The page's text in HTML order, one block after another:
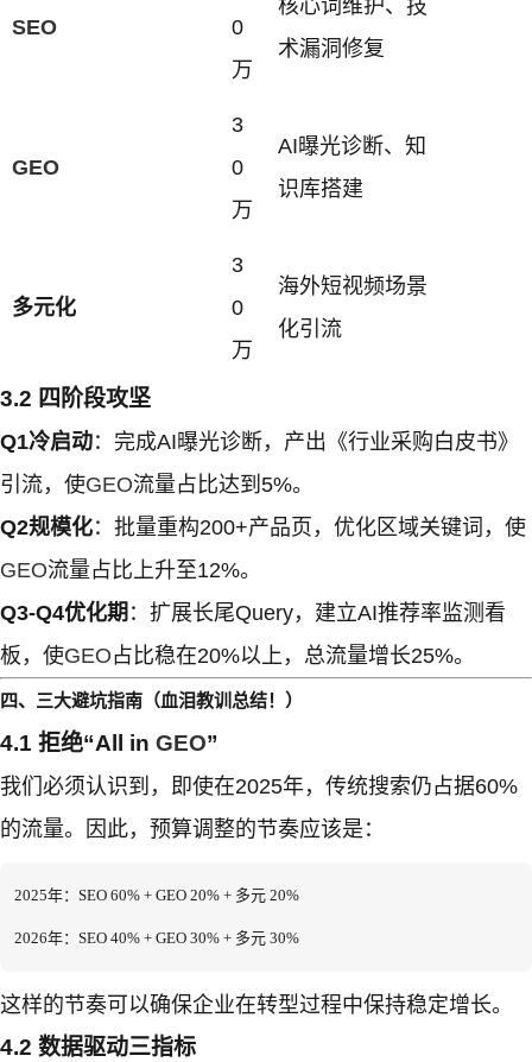
SEO
0
万
核心词维护、技
术漏洞修复
GEO
3
0
万
AI曝光诊断、知
识库搭建
多元化
3
0
万
海外短视频场景
化引流
3.2 四阶段攻坚
Q1冷启动：完成AI曝光诊断，产出《行业采购白皮书》
引流，使GEO流量占比达到5%。
Q2规模化：批量重构200+产品页，优化区域关键词，使
GEO流量占比上升至12%。
Q3-Q4优化期 ：扩展长尾Query，建立AI推荐率监测看
板，使GEO占比稳在20%以上，总流量增长25%。
四、三大避坑指南（血泪教训总结！）
4.1 拒绝“All in GEO”
我们必须认识到，即使在2025年，传统搜索仍占据60%
的流量。因此，预算调整的节奏应该是：
2025年：SEO 60% + GEO 20% + 多元 20%
2026年：SEO 40% + GEO 30% + 多元 30%
这样的节奏可以确保企业在转型过程中保持稳定增长。
4.2 数据驱动三指标